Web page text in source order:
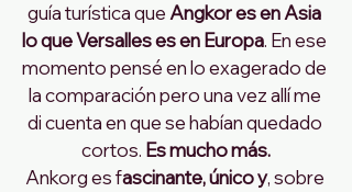
guía turística que Angkor es en Asia
lo que Versalles es en Europa. En ese
momento pensé en lo exagerado de
la comparación pero una vez allí me
di cuenta en que se habían quedado
cortos. Es mucho más.
Ankorg es fascinante, único y, sobre